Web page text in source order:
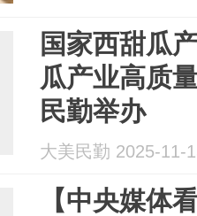
国家西甜瓜
瓜产业高质
民勤举办
大美民勤 2025-11-
【中央媒体